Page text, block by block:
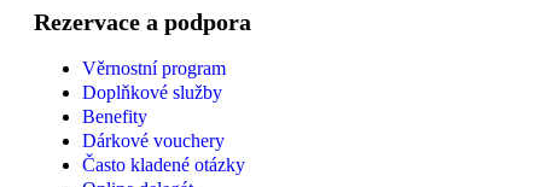
Rezervace a podpora
Věrnostní program
Doplňkové služby
Benefity
Dárkové vouchery
Často kladené otázky